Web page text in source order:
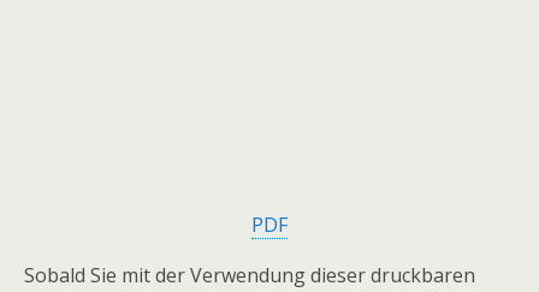
PDF
Sobald Sie mit der Verwendung dieser druckbaren